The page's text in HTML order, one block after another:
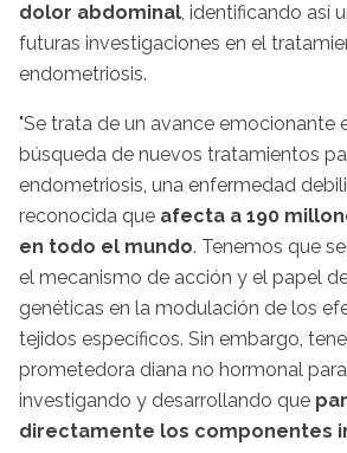
dolor abdominal, identificando así
futuras investigaciones en el
endometriosis.
"Se trata de un avance emocionante
búsqueda de nuevos tratamientos
endometriosis, una enfermedad
reconocida que afecta a 190
en todo el mundo. Tenemos que
el mecanismo de acción y el papel
genéticas en la modulación de los
tejidos específicos. Sin embargo,
prometedora diana no hormonal
investigando y desarrollando que
directamente los componentes